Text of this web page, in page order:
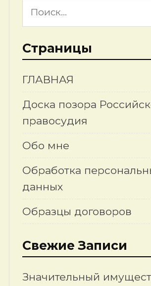
Страницы
ГЛАВНАЯ
Доска позора
правосудия
Обо мне
Обработка
данных
Образцы договоров
Свежие Записи
Значительный